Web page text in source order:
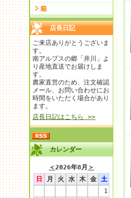
箱
店長日記
ご来店ありがとうございま
す。
南アルプスの郷「井川」よ
り産地直送でお届けしま
す。
農家直営のため、注文確認
メール、お問い合わせにお
時間をいただく場合があり
ます。
店長日記はこちら >>
カレンダー
＜2026年8月 ＞
日
月 火 水 木 金
土
1